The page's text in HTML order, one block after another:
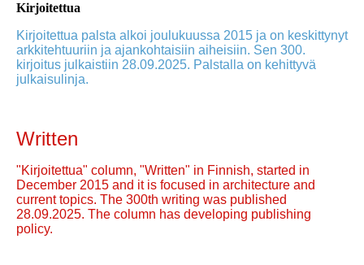
Kirjoitettua
Kirjoitettua palsta alkoi joulukuussa 2015 ja on keskittynyt
arkkitehtuuriin ja ajankohtaisiin aiheisiin. Sen 300.
kirjoitus julkaistiin 28.09.2025. Palstalla on kehittyvä
julkaisulinja.
Written
"Kirjoitettua" column, "Written" in Finnish, started in
December 2015 and it is focused in architecture and
current topics. The 300th writing was published
28.09.2025. The column has developing publishing
policy.